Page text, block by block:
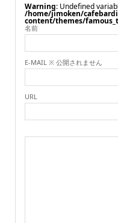
Warning : Undefined
/home/jimoken/
content/themes/
名前
E-MAIL ※ 公開されません
URL